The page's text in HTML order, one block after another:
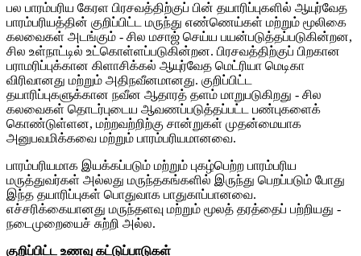
பல பாரம்பரிய கேரள பிரசவத்திற்குப் பின் தயாரிப்புகளில் ஆயுர்வேத
பாரம்பரியத்தின் குறிப்பிட்ட மருந்து எண்ணெய்கள் மற்றும் மூலிகை
கலவைகள் அடங்கும் - சில மசாஜ் செய்ய பயன்படுத்தப்படுகின்றன,
சில உள்நாட்டில் உட்கொள்ளப்படுகின்றன. பிரசவத்திற்குப் பிறகான
பராமரிப்புக்கான கிளாசிக்கல் ஆயுர்வேத மெட்ரியா மெடிகா
விரிவானது மற்றும் அதிநவீனமானது. குறிப்பிட்ட
தயாரிப்புகளுக்கான நவீன ஆதாரத் தளம் மாறுபடுகிறது - சில
கலவைகள் தொடர்புடைய ஆவணப்படுத்தப்பட்ட பண்புகளைக்
கொண்டுள்ளன, மற்றவற்றிற்கு சான்றுகள் முதன்மையாக
அனுபவமிக்கவை மற்றும் பாரம்பரியமானவை.
பாரம்பரியமாக இயக்கப்படும் மற்றும் புகழ்பெற்ற பாரம்பரிய
மருத்துவர்கள் அல்லது மருந்தகங்களில் இருந்து பெறப்படும் போது
இந்த தயாரிப்புகள் பொதுவாக பாதுகாப்பானவை.
எச்சரிக்கையானது மருந்தளவு மற்றும் மூலத் தரத்தைப் பற்றியது -
நடைமுறையைச் சுற்றி அல்ல.
குறிப்பிட்ட உணவு கட்டுப்பாடுகள்